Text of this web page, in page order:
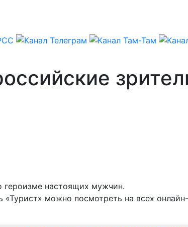
героизме настоящих мужчин.
можно посмотреть на всех